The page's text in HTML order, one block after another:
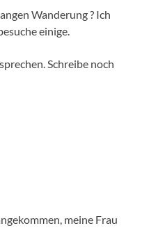
Wanderung ? Ich
einige.
Schreibe noch
meine Frau